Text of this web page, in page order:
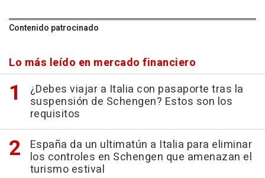
Contenido patrocinado
Lo más leído en mercado financiero
¿Debes viajar a Italia con pasaporte tras la
suspensión de Schengen? Estos son los
requisitos
España da un ultimatún a Italia para eliminar
los controles en Schengen que amenazan el
turismo estival